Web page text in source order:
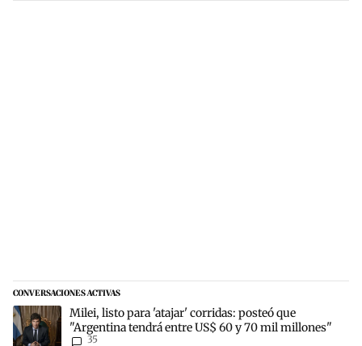
CONVERSACIONES ACTIVAS
Este listado muestra los artículos con más comentarios en los
Un artículo de tendencia con el título "Milei, listo para 'atajar'
Milei, listo para 'atajar' corridas: posteó que
"Argentina tendrá entre US$ 60 y 70 mil millones"
35